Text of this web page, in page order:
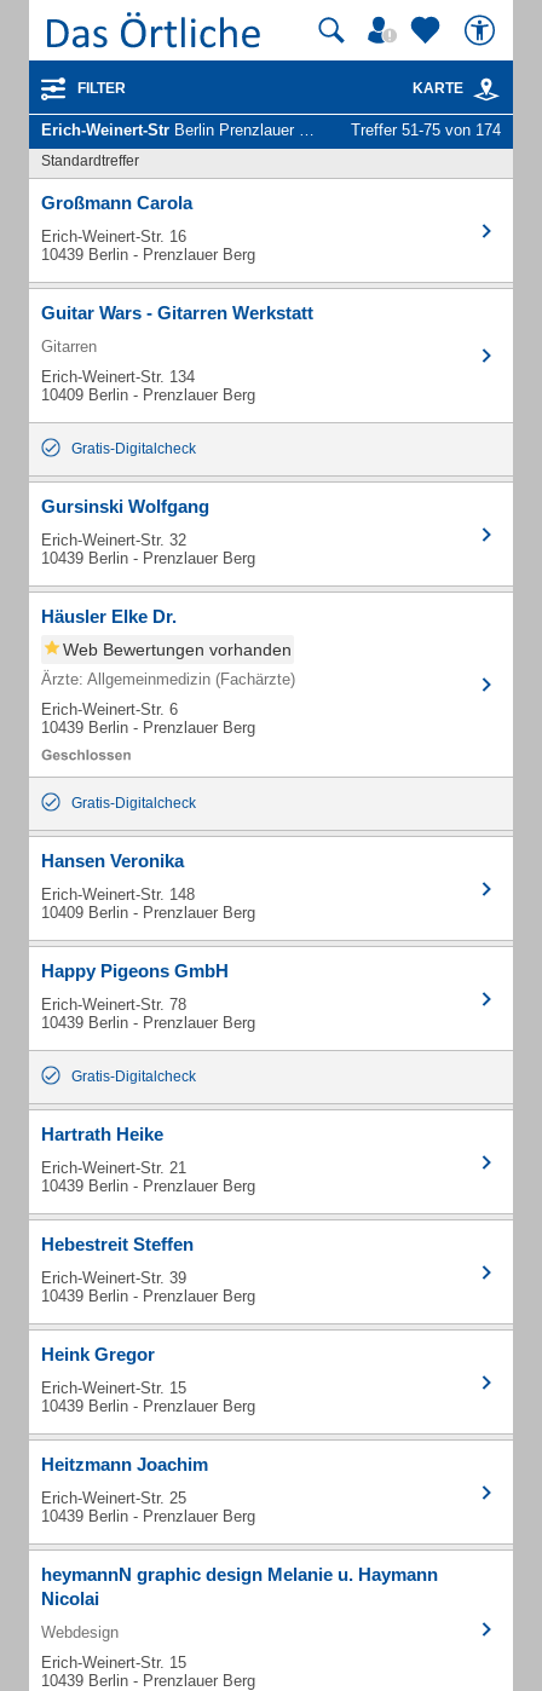
FILTER KARTE
Erich-Weinert-Str Berlin Prenzlauer Berg - Unternehmen und Personen Treffer 51-75 von 174
Standardtreffer
Großmann Carola
Erich-Weinert-Str. 16
10439 Berlin - Prenzlauer Berg
Guitar Wars - Gitarren Werkstatt
Gitarren
Erich-Weinert-Str. 134
10409 Berlin - Prenzlauer Berg
Gratis-Digitalcheck
Gursinski Wolfgang
Erich-Weinert-Str. 32
10439 Berlin - Prenzlauer Berg
Häusler Elke Dr.
Web Bewertungen vorhanden
Ärzte: Allgemeinmedizin (Fachärzte)
Erich-Weinert-Str. 6
10439 Berlin - Prenzlauer Berg
Gratis-Digitalcheck
Hansen Veronika
Erich-Weinert-Str. 148
10409 Berlin - Prenzlauer Berg
Happy Pigeons GmbH
Erich-Weinert-Str. 78
10439 Berlin - Prenzlauer Berg
Gratis-Digitalcheck
Hartrath Heike
Erich-Weinert-Str. 21
10439 Berlin - Prenzlauer Berg
Hebestreit Steffen
Erich-Weinert-Str. 39
10439 Berlin - Prenzlauer Berg
Heink Gregor
Erich-Weinert-Str. 15
10439 Berlin - Prenzlauer Berg
Heitzmann Joachim
Erich-Weinert-Str. 25
10439 Berlin - Prenzlauer Berg
heymannN graphic design Melanie u. Haymann
Nicolai
Webdesign
Erich-Weinert-Str. 15
10439 Berlin - Prenzlauer Berg